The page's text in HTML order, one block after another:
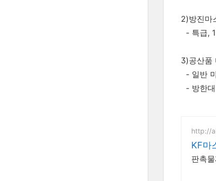
2)방진마
- 특급,
3)공산품
- 일반
- 방한대
http://
KF마
판촉